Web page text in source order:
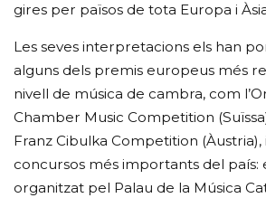
gires per països de tota Europa i
Les seves interpretacions els han
alguns dels premis europeus més
nivell de música de cambra, com
Chamber Music Competition
Franz Cibulka Competition (Àustria),
concursos més importants del país:
organitzat pel Palau de la Música